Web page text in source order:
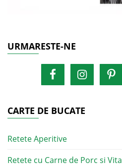
URMARESTE-NE
CARTE DE BUCATE
Retete Aperitive
Retete cu Carne de Porc si Vita